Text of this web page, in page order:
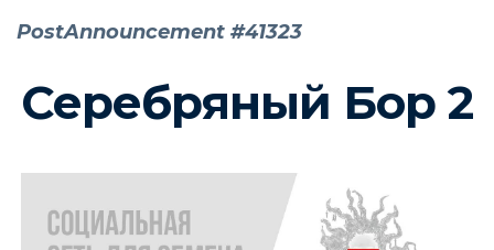
PostAnnouncement #41323
Серебряный Бор 2